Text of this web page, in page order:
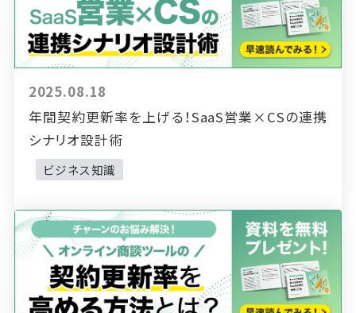
2025.08.18
年間契約更新率を上げる！SaaS営業×CSの連携
シナリオ設計術
ビジネス知識